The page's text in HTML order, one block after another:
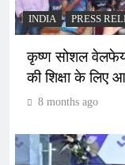
INDIA PRESS
कृष्ण सोशल
की शिक्षा के लिए
8 months ago